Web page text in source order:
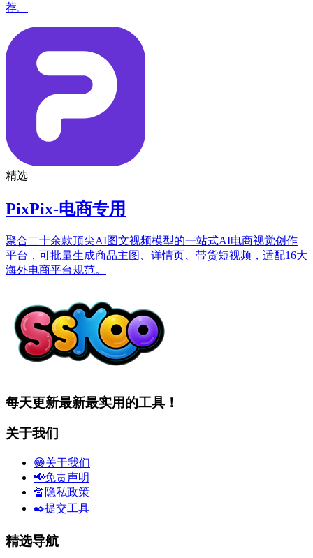
荐。
精选
PixPix-电商专用
聚合二十余款顶尖AI图文视频模型的一站式AI电商视觉创作
平台，可批量生成商品主图、详情页、带货短视频，适配16大
海外电商平台规范。
每天更新最新最实用的工具！
关于我们
😁关于我们
📢免责声明
🔏隐私政策
✒️提交工具
精选导航